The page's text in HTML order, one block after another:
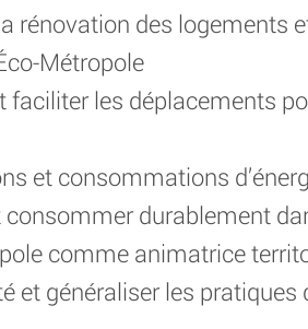
rénovation des logements
Métropole
faciliter les déplacements
et consommations
consommer durablement
comme animatrice
et généraliser les pratiques